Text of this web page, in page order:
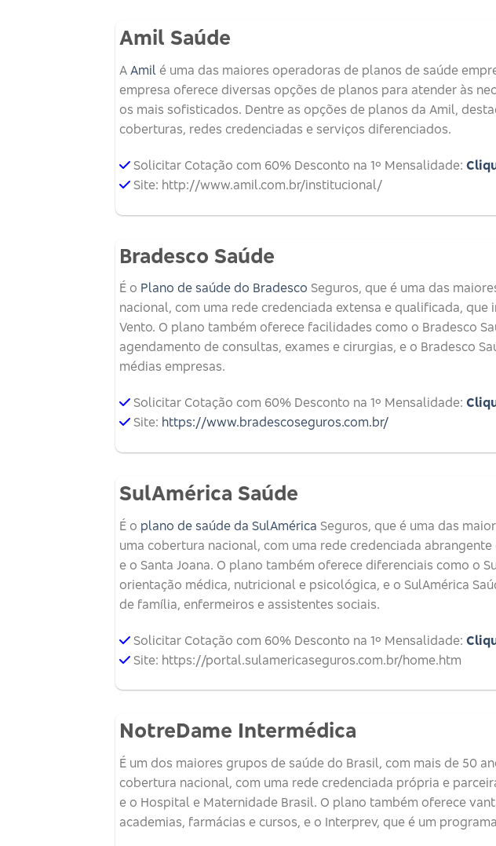
Amil Saúde
A Amil é uma das maiores operadoras de planos de saúde
empresa oferece diversas opções de planos para atender às
os mais sofisticados. Dentre as opções de planos da Amil,
coberturas, redes credenciadas e serviços diferenciados.
Solicitar Cotação com 60% Desconto na 1º Mensalidade:
Site: http://www.amil.com.br/institucional/
Bradesco Saúde
É o Plano de saúde do Bradesco Seguros, que é uma das
nacional, com uma rede credenciada extensa e qualificada,
Vento. O plano também oferece facilidades como o Bradesco
agendamento de consultas, exames e cirurgias, e o Bradesco
médias empresas.
Solicitar Cotação com 60% Desconto na 1º Mensalidade:
Site: https://www.bradescoseguros.com.br/
SulAmérica Saúde
É o plano de saúde da SulAmérica Seguros, que é uma das
uma cobertura nacional, com uma rede credenciada
e o Santa Joana. O plano também oferece diferenciais como o
orientação médica, nutricional e psicológica, e o SulAmérica
de família, enfermeiros e assistentes sociais.
Solicitar Cotação com 60% Desconto na 1º Mensalidade:
Site: https://portal.sulamericaseguros.com.br/home.htm
NotreDame Intermédica
É um dos maiores grupos de saúde do Brasil, com mais de 50
cobertura nacional, com uma rede credenciada própria e
e o Hospital e Maternidade Brasil. O plano também oferece
academias, farmácias e cursos, e o Interprev, que é um